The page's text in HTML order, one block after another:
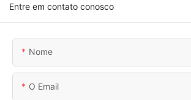
Entre em contato conosco
Nome
O Email